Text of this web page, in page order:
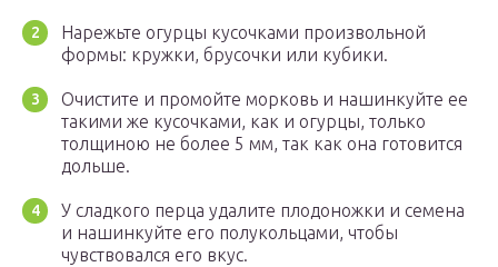
Нарежьте огурцы кусочками произвольной
формы: кружки, брусочки или кубики.
Очистите и промойте морковь и нашинкуйте ее
такими же кусочками, как и огурцы, только
толщиною не более 5 мм, так как она готовится
дольше.
У сладкого перца удалите плодоножки и семена
и нашинкуйте его полукольцами, чтобы
чувствовался его вкус.